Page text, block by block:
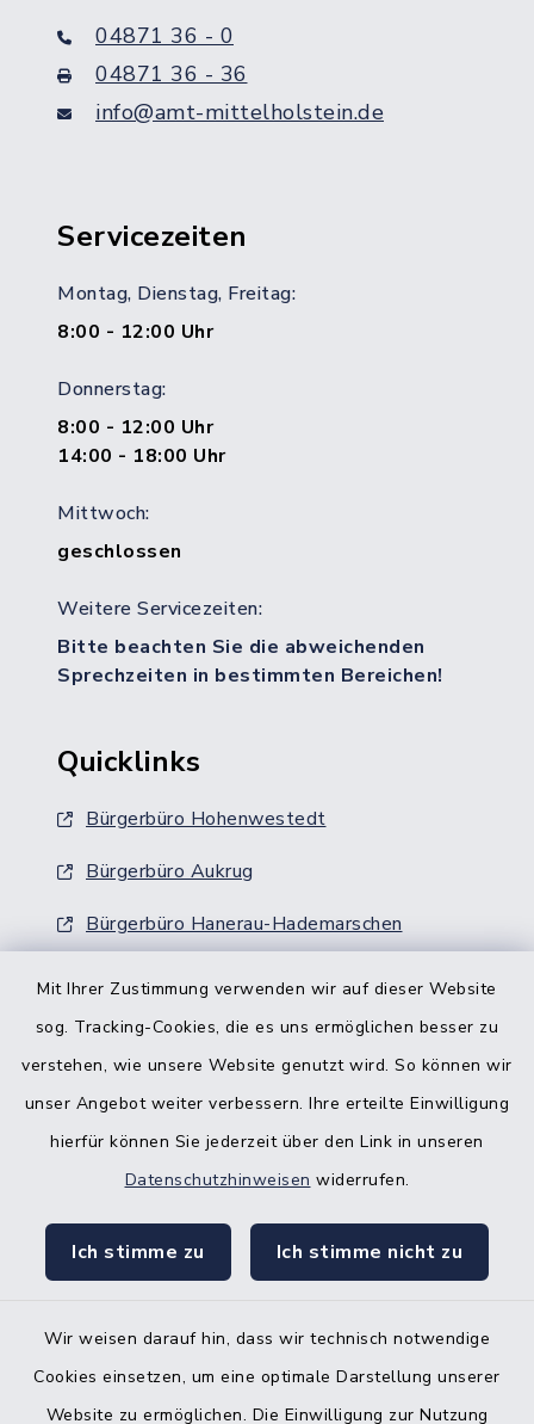
Mit Ihrer Zustimmung verwenden wir auf dieser Website
sog. Tracking-Cookies, die es uns ermöglichen besser zu
verstehen, wie unsere Website genutzt wird. So können wir
unser Angebot weiter verbessern. Ihre erteilte Einwilligung
hierfür können Sie jederzeit über den Link in unseren
Datenschutzhinweisen widerrufen.
Ich stimme zu Ich stimme nicht zu
Wir weisen darauf hin, dass wir technisch notwendige
Cookies einsetzen, um eine optimale Darstellung unserer
Website zu ermöglichen. Die Einwilligung zur Nutzung
04871 36 - 0
04871 36 - 36
info@amt-mittelholstein.de
Servicezeiten
Montag, Dienstag, Freitag:
8:00 - 12:00 Uhr
Donnerstag:
8:00 - 12:00 Uhr
14:00 - 18:00 Uhr
Mittwoch:
geschlossen
Weitere Servicezeiten:
Bitte beachten Sie die abweichenden
Sprechzeiten in bestimmten Bereichen!
Quicklinks
Bürgerbüro Hohenwestedt
Bürgerbüro Aukrug
Bürgerbüro Hanerau-Hademarschen
Nebenstelle Padenstedt
KFZ-Zulassungsbehörde
Gleichstellungsbüro
Kontakt
Datenschutz